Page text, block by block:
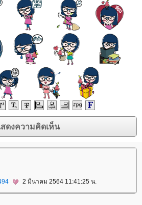
2 มีนาคม 2564 11:41:25 น.